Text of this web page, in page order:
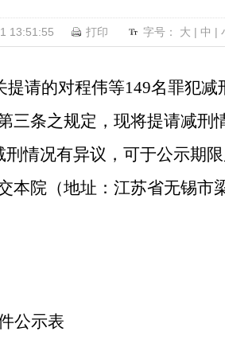
13:51:55 打印 字号： 大 | 中 |
请的对程伟等149名罪犯减
三条之规定，现将提请减刑
刑情况有异议，可于公示期
本院（地址：江苏省无锡市
公示表